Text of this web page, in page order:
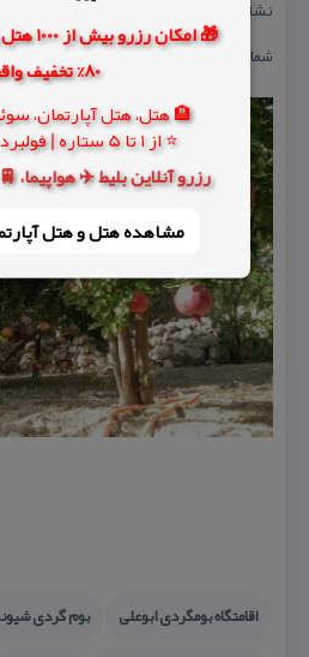
🎁 امکان
80% تخفیف واقعی
🏨 هتل، هتل آپارتمان،
⭐ از 1 تا 5 ستاره | فولبرد | نزدیک حرم
رزرو آنلاین بلیط ✈️
مشاهده هتل و هتل‌
نشانی : خوزستان، شهرستان ایذه، بخش
شماره تماس: ۰۹۱۶۸۱۵۰۹۶۷-۰۹۱۶۹۹۲۴۴۵۳-۰۹۰۲۵۷۶۱۶۷۰۰
اقامتگاه بومگردی ابوعلی بوم گردی